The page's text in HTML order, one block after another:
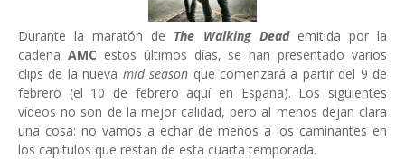
Durante la maratón de The Walking Dead emitida por la
cadena AMC estos últimos días, se han presentado varios
clips de la nueva mid season que comenzará a partir del 9 de
febrero (el 10 de febrero aquí en España). Los siguientes
vídeos no son de la mejor calidad, pero al menos dejan clara
una cosa: no vamos a echar de menos a los caminantes en
los capítulos que restan de esta cuarta temporada.